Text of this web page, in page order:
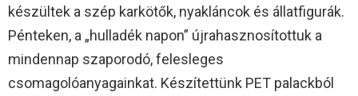
készültek a szép karkötők, nyakláncok és állatfigurák.
Pénteken, a „hulladék napon” újrahasznosítottuk a
mindennap szaporodó, felesleges
csomagolóanyagainkat. Készítettünk PET palackból